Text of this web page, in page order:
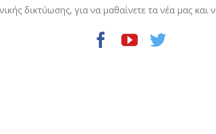
δικτύωσης, για να μαθαίνετε τα νέα μας και